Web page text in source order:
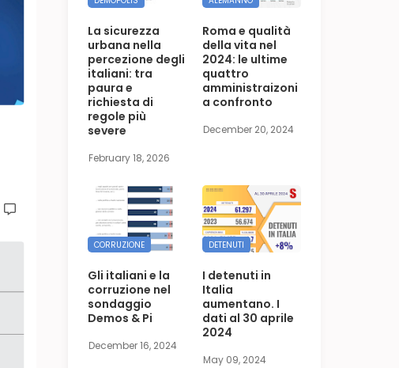
La sicurezza
urbana nella
percezione degli
italiani: tra
paura e
richiesta di
regole più
severe
February 18, 2026
Roma e qualità
della vita nel
2024: le ultime
quattro
amministraizoni
a confronto
December 20, 2024
CORRUZIONE
Gli italiani e la
corruzione nel
sondaggio
Demos & Pi
December 16, 2024
DETENUTI
I detenuti in
Italia
aumentano. I
dati al 30 aprile
2024
May 09, 2024